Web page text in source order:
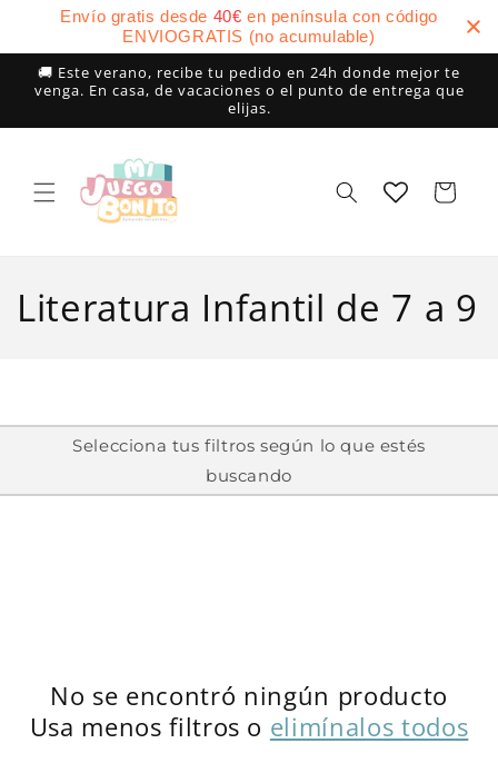
Envío gratis desde 40€ en península con código
ENVIOGRATIS (no acumulable)
directamente
🚚 Este verano, recibe tu pedido en 24h donde mejor te
venga. En casa, de vacaciones o el punto de entrega que
elijas.
Carrito
C
c
Literatura Infantil de 7 a 9
Selecciona tus filtros según lo que estés
buscando
No se encontró ningún producto
Usa menos filtros o elimínalos todos